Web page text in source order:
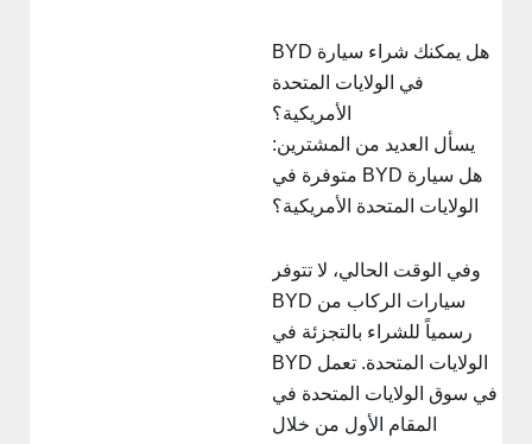
هل يمكنك شراء سيارة BYD
في الولايات المتحدة
الأمريكية؟
يسأل العديد من المشترين:
هل سيارة BYD متوفرة في
الولايات المتحدة الأمريكية؟
وفي الوقت الحالي، لا تتوفر
سيارات الركاب من BYD
رسمياً للشراء بالتجزئة في
الولايات المتحدة. تعمل BYD
في سوق الولايات المتحدة في
المقام الأول من خلال